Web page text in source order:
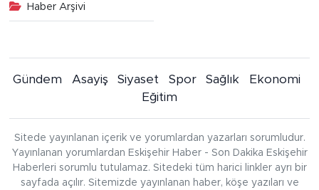
Haber Arşivi
Gündem Asayiş Siyaset Spor Sağlık
Ekonomi
Eğitim
Sitede yayınlanan içerik ve yorumlardan yazarları sorumludur.
Yayınlanan yorumlardan Eskişehir Haber - Son Dakika Eskişehir
Haberleri sorumlu tutulamaz. Sitedeki tüm harici linkler ayrı bir
sayfada açılır. Sitemizde yayınlanan haber, köşe yazıları ve